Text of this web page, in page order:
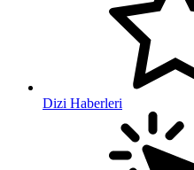
Dizi Haberleri